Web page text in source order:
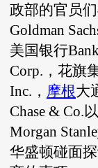
政部的官员
Goldman
美国银行
Corp.，花旗
Inc.， 摩根大
Chase & Co.
Morgan
华盛顿碰面